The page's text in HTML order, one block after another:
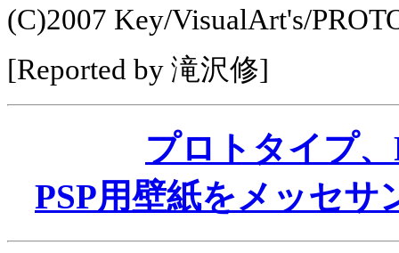
(C)2007 Key/VisualArt's/
[Reported by 滝沢修]
プロトタイプ
PSP用壁紙をメッセ